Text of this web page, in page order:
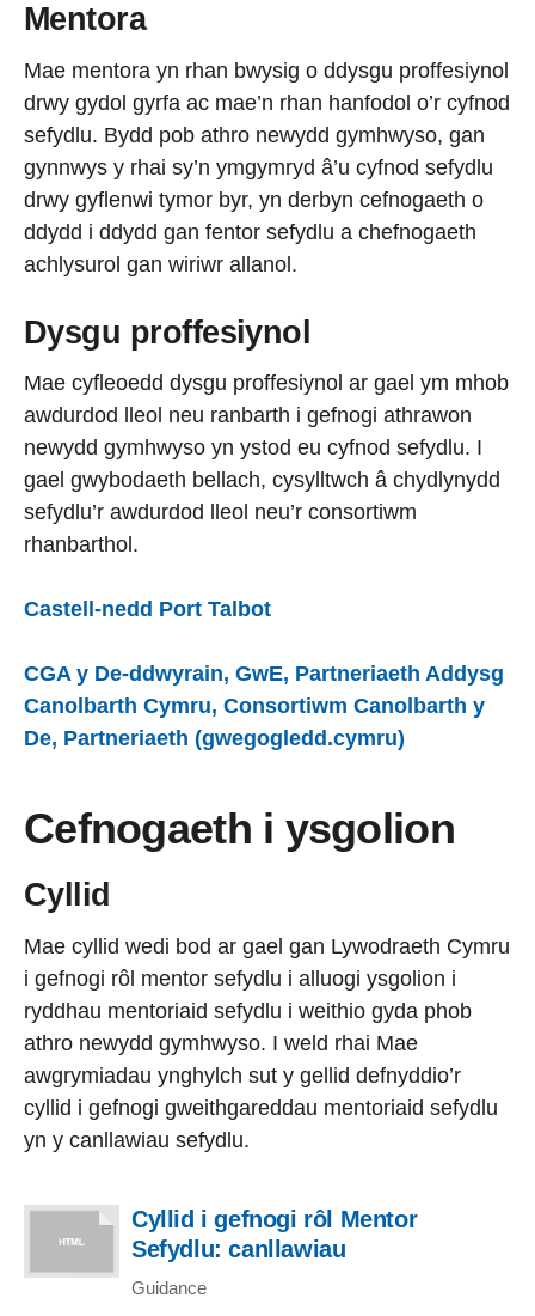
Mentora
Mae mentora yn rhan bwysig o ddysgu proffesiynol
drwy gydol gyrfa ac mae’n rhan hanfodol o’r cyfnod
sefydlu. Bydd pob athro newydd gymhwyso, gan
gynnwys y rhai sy’n ymgymryd â’u cyfnod sefydlu
drwy gyflenwi tymor byr, yn derbyn cefnogaeth o
ddydd i ddydd gan fentor sefydlu a chefnogaeth
achlysurol gan wiriwr allanol.
Dysgu proffesiynol
Mae cyfleoedd dysgu proffesiynol ar gael ym mhob
awdurdod lleol neu ranbarth i gefnogi athrawon
newydd gymhwyso yn ystod eu cyfnod sefydlu. I
gael gwybodaeth bellach, cysylltwch â chydlynydd
sefydlu’r awdurdod lleol neu’r consortiwm
rhanbarthol.
Castell-nedd Port Talbot
CGA y De-ddwyrain, GwE, Partneriaeth Addysg
Canolbarth Cymru, Consortiwm Canolbarth y
De, Partneriaeth (gwegogledd.cymru)
Cefnogaeth i ysgolion
Cyllid
Mae cyllid wedi bod ar gael gan Lywodraeth Cymru
i gefnogi rôl mentor sefydlu i alluogi ysgolion i
ryddhau mentoriaid sefydlu i weithio gyda phob
athro newydd gymhwyso. I weld rhai Mae
awgrymiadau ynghylch sut y gellid defnyddio’r
cyllid i gefnogi gweithgareddau mentoriaid sefydlu
yn y canllawiau sefydlu.
Cyllid i gefnogi rôl Mentor
Sefydlu: canllawiau
Guidance